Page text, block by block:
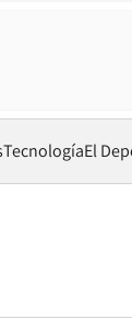
TecnologíaEl